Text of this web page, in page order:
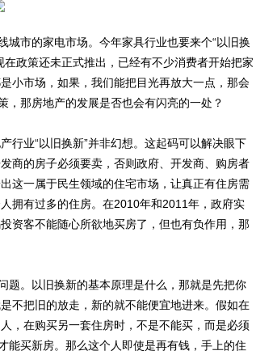
市的家电市场。今年家具行业也要来个“以旧换
政策还未正式推出，已经有不少消费者开始把家
小市场，如果，我们能把目光再放大一点，那会
，那房地产的发展是否也会有闪亮的一处？
业“以旧换新”并非幻想。这起码可以解决眼下
商的房子必须要卖，否则政府、开发商、购房者
这一属于民生领域的住宅市场，让真正有住房需
拥有过多的住房。在2010年和2011年，政府实
资客不能随心所欲地买房了，但也有负作用，那
。以旧换新的基本原理是什么，那就是先把你
不把旧的放走，新的就不能便宜地进来。假如在
，在购买另一套住房时，不是不能买，而是必须
能买新房。那么这个人即使是再有钱，手上的住